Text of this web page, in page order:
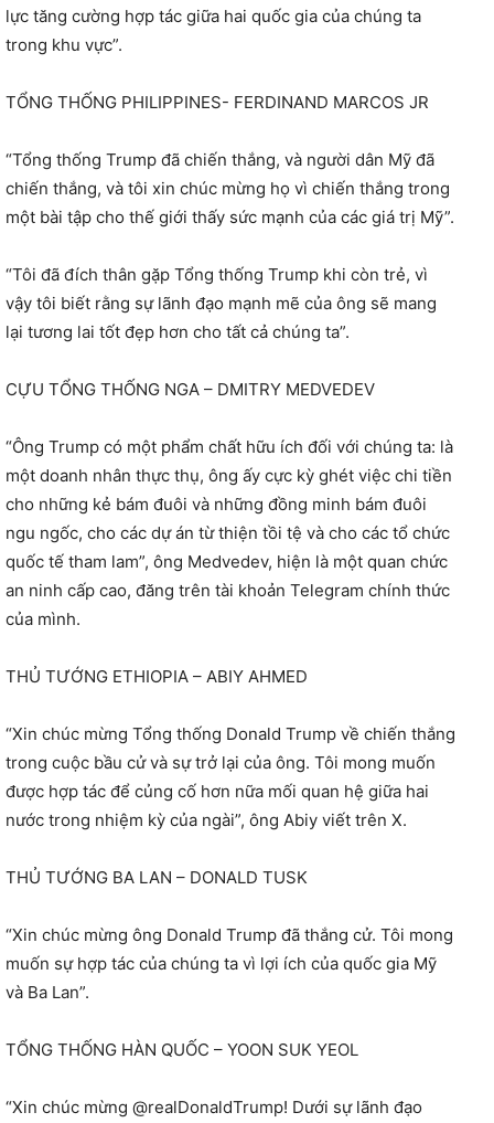
lực tăng cường hợp tác giữa hai quốc gia của chúng ta
trong khu vực”.
TỔNG THỐNG PHILIPPINES- FERDINAND MARCOS JR
“Tổng thống Trump đã chiến thắng, và người dân Mỹ đã
chiến thắng, và tôi xin chúc mừng họ vì chiến thắng trong
một bài tập cho thế giới thấy sức mạnh của các giá trị Mỹ”.
“Tôi đã đích thân gặp Tổng thống Trump khi còn trẻ, vì
vậy tôi biết rằng sự lãnh đạo mạnh mẽ của ông sẽ mang
lại tương lai tốt đẹp hơn cho tất cả chúng ta”.
CỰU TỔNG THỐNG NGA – DMITRY MEDVEDEV
“Ông Trump có một phẩm chất hữu ích đối với chúng ta: là
một doanh nhân thực thụ, ông ấy cực kỳ ghét việc chi tiền
cho những kẻ bám đuôi và những đồng minh bám đuôi
ngu ngốc, cho các dự án từ thiện tồi tệ và cho các tổ chức
quốc tế tham lam”, ông Medvedev, hiện là một quan chức
an ninh cấp cao, đăng trên tài khoản Telegram chính thức
của mình.
THỦ TƯỚNG ETHIOPIA – ABIY AHMED
“Xin chúc mừng Tổng thống Donald Trump về chiến thắng
trong cuộc bầu cử và sự trở lại của ông. Tôi mong muốn
được hợp tác để củng cố hơn nữa mối quan hệ giữa hai
nước trong nhiệm kỳ của ngài”, ông Abiy viết trên X.
THỦ TƯỚNG BA LAN – DONALD TUSK
“Xin chúc mừng ông Donald Trump đã thắng cử. Tôi mong
muốn sự hợp tác của chúng ta vì lợi ích của quốc gia Mỹ
và Ba Lan”.
TỔNG THỐNG HÀN QUỐC – YOON SUK YEOL
“Xin chúc mừng @realDonaldTrump! Dưới sự lãnh đạo